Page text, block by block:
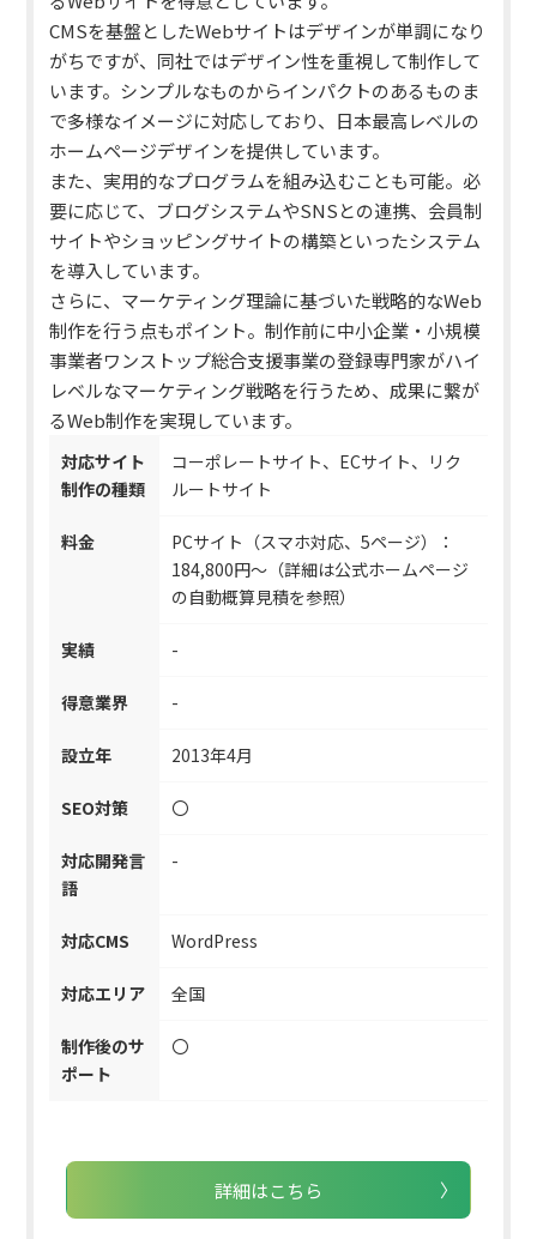
CMSを基盤としたWebサイトはデザインが単調になり
がちですが、同社ではデザイン性を重視して制作して
います。 シンプルなものからインパクトのあるものま
で多様なイメージに対応しており、日本最高レベルの
ホームページデザインを提供しています。
また、実用的なプログラムを組み込むことも可能。必
要に応じて、ブログシステムやSNSとの連携、会員制
サイトやショッピングサイトの構築といったシステム
を導入しています。
さらに、マーケティング理論に基づいた戦略的なWeb
制作を行う点もポイント。制作前に中小企業・小規模
事業者ワンストップ総合支援事業の登録専門家がハイ
レベルなマーケティング戦略を行うため、成果に繋が
るWeb制作を実現しています。
対応サイト
制作の種類
コーポレートサイト、ECサイト、リク
ルートサイト
料金
PCサイト（スマホ対応、5ページ）：
184,800円～（詳細は公式ホームページ
の自動概算見積を参照）
実績 -
得意業界 -
設立年 2013年4月
SEO対策 〇
対応開発言
語
-
対応CMS WordPress
対応エリア 全国
制作後のサ
ポート
〇
詳細はこちら